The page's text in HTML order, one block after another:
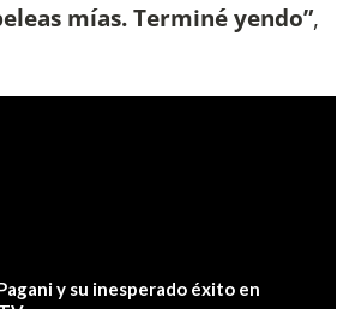
mías. Terminé yendo”,